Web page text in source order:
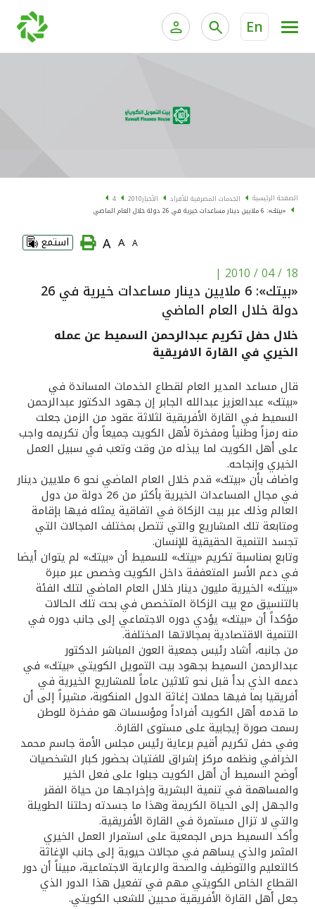
En
الخدمات المصرفية الإلكترونية للشركات
البطاقات
"برامج العملاء"
الاستثمار
القنوات المصرفية
أدوات وخدمات
خدمات ما بعد البيع
اتصل بنا
مواقع الفروع وأجهزة الصرف الآلي
ألمانيا
ماليزيا
تركيا
مصر
المملكة المتحدة
مملكة البحرين
الصفحة الرئيسية الخدمات المصرفية للأفراد الأخبار2010
4
«بيتك»: 6 ملايين دينار مساعدات خيرية في 26 دولة خلال العام الماضي
A
A
A استمع
18 / 04 / 2010
|
«بيتك»: 6 ملايين دينار مساعدات خيرية في 26
دولة خلال العام الماضي
خلال حفل تكريم عبدالرحمن السميط عن عمله
الخيري في القارة الافريقية
قال مساعد المدير العام لقطاع الخدمات المساندة في
«بيتك» عبدالعزيز عبدالله الجابر إن جهود الدكتور عبدالرحمن
السميط في القارة الأفريقية لثلاثة عقود من الزمن جعلت
منه رمزاً وطنياً ومفخرة لأهل الكويت جميعاً وأن تكريمه واجب
على أهل الكويت لما يبذله من وقت وتعب في سبيل العمل
الخيري وإنجاحه.
واضاف بأن «بيتك» قدم خلال العام الماضي نحو 6 ملايين دينار
في مجال المساعدات الخيرية بأكثر من 26 دولة من دول
العالم وذلك عبر بيت الزكاة في اتفاقية يمثله فيها بإقامة
ومتابعة تلك المشاريع والتي تتصل بمختلف المجالات التي
تجسد التنمية الحقيقية للإنسان.
وتابع بمناسبة تكريم «بيتك» للسميط أن «بيتك» لم يتوان أيضا
في دعم الأسر المتعففة داخل الكويت وخصص عبر مبرة
«بيتك» الخيرية مليون دينار خلال العام الماضي لتلك الفئة
بالتنسيق مع بيت الزكاة المتخصص في بحث تلك الحالات
مؤكداً أن «بيتك» يؤدي دوره الاجتماعي إلى جانب دوره في
التنمية الاقتصادية بمجالاتها المختلفة.
من جانبه، أشاد رئيس جمعية العون المباشر الدكتور
عبدالرحمن السميط بجهود بيت التمويل الكويتي «بيتك» في
دعمه الذي بدأ قبل نحو ثلاثين عاماً للمشاريع الخيرية في
أفريقيا بما فيها حملات إغاثة الدول المنكوبة، مشيراً إلى أن
ما قدمه أهل الكويت أفراداً ومؤسسات هو مفخرة للوطن
رسمت صورة إيجابية على مستوى القارة.
وفي حفل تكريم أقيم برعاية رئيس مجلس الأمة جاسم محمد
الخرافي ونظمه مركز إشراق للفتيات بحضور كبار الشخصيات
أوضح السميط أن أهل الكويت جبلوا على فعل الخير
والمساهمة في تنمية البشرية وإخراجها من حياة الفقر
والجهل إلى الحياة الكريمة وهذا ما جسدته رحلتنا الطويلة
والتي لا تزال مستمرة في القارة الأفريقية.
وأكد السميط حرص الجمعية على استمرار العمل الخيري
المثمر والذي يساهم في مجالات حيوية إلى جانب الإغاثة
كالتعليم والتوظيف والصحة والرعاية الاجتماعية، مبيناً أن دور
القطاع الخاص الكويتي مهم في تفعيل هذا الدور الذي
جعل أهل القارة الأفريقية محبين للشعب الكويتي.